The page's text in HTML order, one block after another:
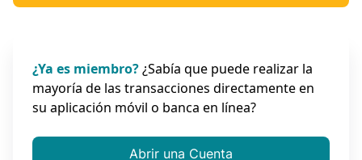
¿Ya es miembro?¿Sabía que puede realizar la
mayoría de las transacciones directamente en
su aplicación móvil o banca en línea?
Abrir una Cuenta